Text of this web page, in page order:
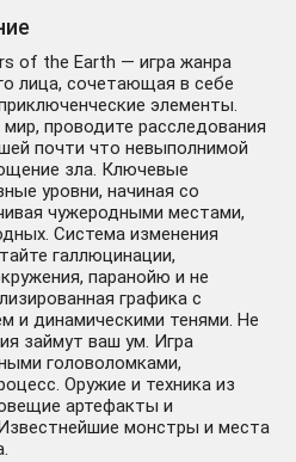
of the Earth — игра жанра
лица, сочетающая в себе
элементы.
проводите расследования
почти что невыполнимой
зла. Ключевые
уровни, начиная со
чужеродными местами,
Система изменения
галлюцинации,
паранойю и не
графика с
и динамическими тенями. Не
займут ваш ум. Игра
головоломками,
Оружие и техника из
артефакты и
монстры и места